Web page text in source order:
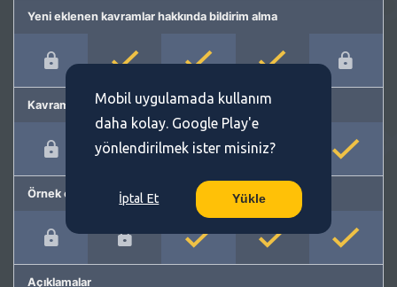
Yeni eklenen kavramlar hakkında bildirim alma
Kavram önerme
Örnek cümleler
Açıklamalar
Mobil uygulamada kullanım
daha kolay. Google Play'e
yönlendirilmek ister misiniz?
İptal Et Yükle